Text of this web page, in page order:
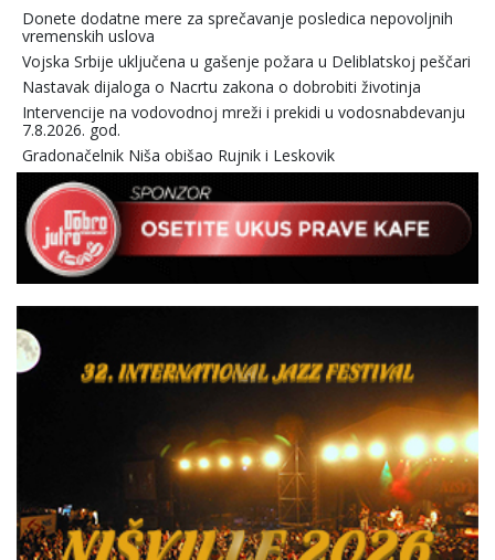
Donete dodatne mere za sprečavanje posledica nepovoljnih
vremenskih uslova
Vojska Srbije uključena u gašenje požara u Deliblatskoj peščari
Nastavak dijaloga o Nacrtu zakona o dobrobiti životinja
Intervencije na vodovodnoj mreži i prekidi u vodosnabdevanju
7.8.2026. god.
Gradonačelnik Niša obišao Rujnik i Leskovik